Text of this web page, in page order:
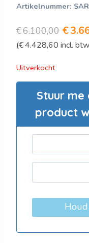
Artikelnummer:
€6.100,00
prijs
€
(€4.428,60 incl.
Uitverkocht
Stuur
product